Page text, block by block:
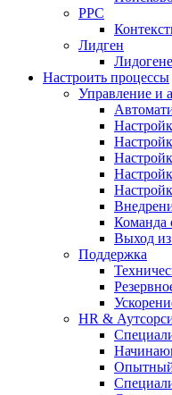
PPC
Лидген
Настроить процессы
Управление и
Команда
Выход
Поддержка
HR &
Опытный